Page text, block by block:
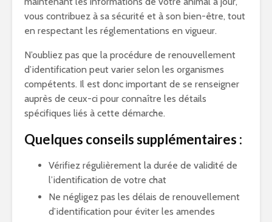
vous contribuez à sa sécurité et à son bien-être, tout
en respectant les réglementations en vigueur.
N’oubliez pas que la procédure de renouvellement
d’identification peut varier selon les organismes
compétents. Il est donc important de se renseigner
auprès de ceux-ci pour connaître les détails
spécifiques liés à cette démarche.
Quelques conseils supplémentaires :
Vérifiez régulièrement la durée de validité de
l’identification de votre chat
Ne négligez pas les délais de renouvellement
d’identification pour éviter les amendes